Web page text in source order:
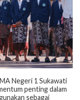
Negeri 1 Sukawati
penting dalam
sebagai